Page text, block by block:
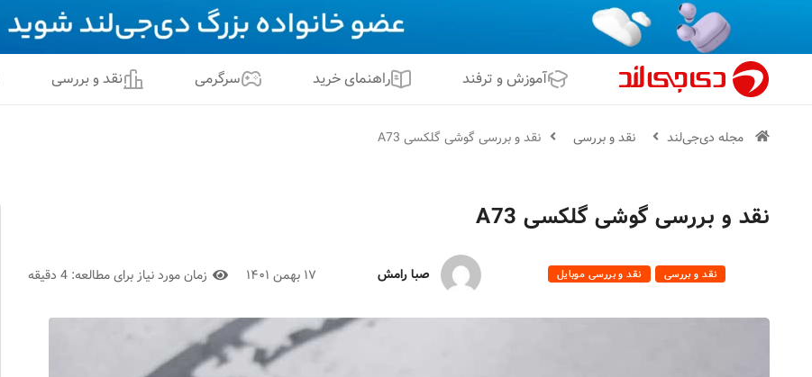
آموزش و ترفند راهنمای خرید سرگرمی نقد و بررسی
مجله دی‌جی‌لند نقد و بررسی نقد و بررسی گوشی گلکسی A73
نقد و بررسی گوشی گلکسی A73
نقد و بررسی نقد و بررسی موبایل صبا رامش ۱۷ بهمن ۱۴۰۱ زمان مورد نیاز برای مطالعه:4 دقیقه